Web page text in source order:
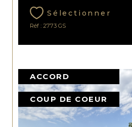
Sélectionner
Réf : 2773 GS
ACCORD
COUP DE COEUR